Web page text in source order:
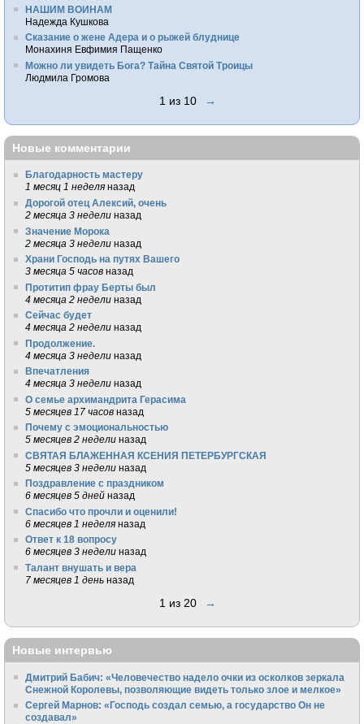
НАШИМ ВОИНАМ
Надежда Кушкова
Сказание о жене Адера и о рыжей блуднице
Монахиня Евфимия Пащенко
Можно ли увидеть Бога? Тайна Святой Троицы
Людмила Громова
1 из 10 →
Новые комментарии
Благодарность мастеру
1 месяц 1 неделя назад
Дорогой отец Алексий, очень
2 месяца 3 недели назад
Значение Морока
2 месяца 3 недели назад
Храни Господь на путях Вашего
3 месяца 5 часов назад
Протитип фрау Берты был
4 месяца 2 недели назад
Сейчас будет
4 месяца 2 недели назад
Продолжение.
4 месяца 3 недели назад
Впечатления
4 месяца 3 недели назад
О семье архимандрита Герасима
5 месяцев 17 часов назад
Почему с эмоциональностью
5 месяцев 2 недели назад
СВЯТАЯ БЛАЖЕННАЯ КСЕНИЯ ПЕТЕРБУРГСКАЯ
5 месяцев 3 недели назад
Поздравление с праздником
6 месяцев 5 дней назад
Спасибо что прочли и оценили!
6 месяцев 1 неделя назад
Ответ к 18 вопросу
6 месяцев 3 недели назад
Талант внушать и вера
7 месяцев 1 день назад
1 из 20 →
Новые интервью
Дмитрий Бабич: «Человечество надело очки из осколков зеркала
Снежной Королевы, позволяющие видеть только злое и мелкое»
Сергей Марнов: «Господь создал семью, а государство Он не
создавал»